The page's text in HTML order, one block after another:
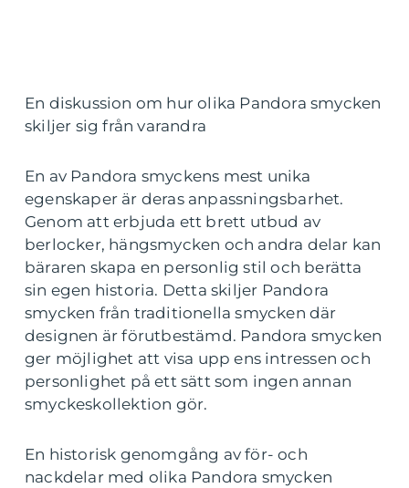
En diskussion om hur olika Pandora smycken
skiljer sig från varandra
En av Pandora smyckens mest unika
egenskaper är deras anpassningsbarhet.
Genom att erbjuda ett brett utbud av
berlocker, hängsmycken och andra delar kan
bäraren skapa en personlig stil och berätta
sin egen historia. Detta skiljer Pandora
smycken från traditionella smycken där
designen är förutbestämd. Pandora smycken
ger möjlighet att visa upp ens intressen och
personlighet på ett sätt som ingen annan
smyckeskollektion gör.
En historisk genomgång av för- och
nackdelar med olika Pandora smycken